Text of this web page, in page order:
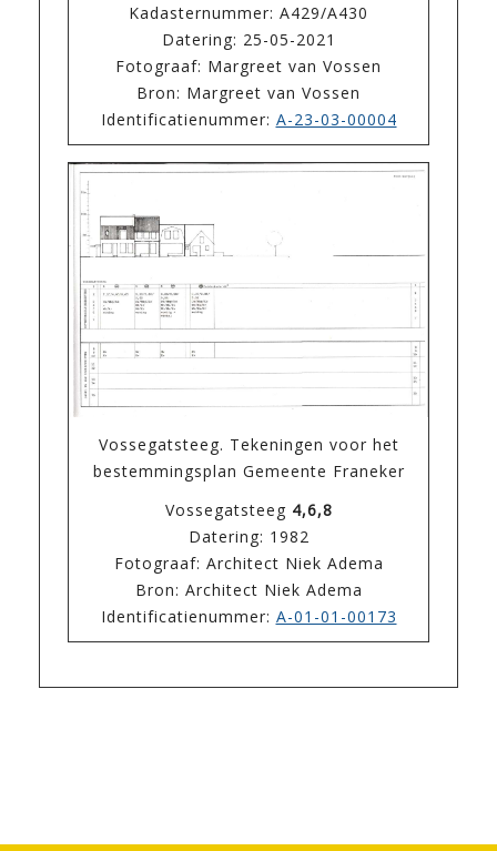
Kadasternummer: A429/A430
Datering: 25-05-2021
Fotograaf: Margreet van Vossen
Bron: Margreet van Vossen
Identificatienummer: A-23-03-00004
Vossegatsteeg. Tekeningen voor het
bestemmingsplan Gemeente Franeker
Vossegatsteeg 4,6,8
Datering: 1982
Fotograaf: Architect Niek Adema
Bron: Architect Niek Adema
Identificatienummer: A-01-01-00173